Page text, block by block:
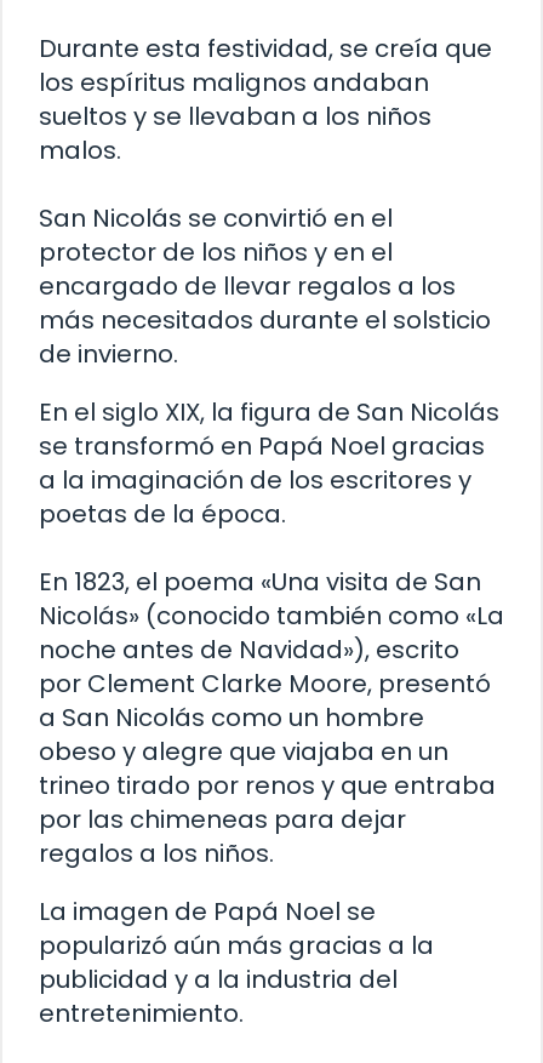
Durante esta festividad, se creía que
los espíritus malignos andaban
sueltos y se llevaban a los niños
malos.
San Nicolás se convirtió en el
protector de los niños y en el
encargado de llevar regalos a los
más necesitados durante el solsticio
de invierno.
En el siglo XIX, la figura de San Nicolás
se transformó en Papá Noel gracias
a la imaginación de los escritores y
poetas de la época.
En 1823, el poema «Una visita de San
Nicolás» (conocido también como «La
noche antes de Navidad»), escrito
por Clement Clarke Moore, presentó
a San Nicolás como un hombre
obeso y alegre que viajaba en un
trineo tirado por renos y que entraba
por las chimeneas para dejar
regalos a los niños.
La imagen de Papá Noel se
popularizó aún más gracias a la
publicidad y a la industria del
entretenimiento.